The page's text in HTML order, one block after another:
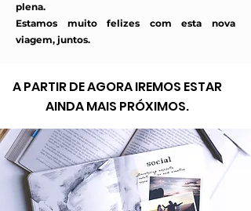
plena.
Estamos muito felizes com esta nova
viagem, juntos.
A PARTIR DE AGORA IREMOS ESTAR
AINDA MAIS PRÓXIMOS.